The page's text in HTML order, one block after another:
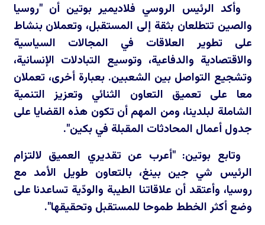
وأكد الرئيس الروسي فلاديمير بوتين أن "روسيا
والصين تتطلعان بثقة إلى المستقبل، وتعملان بنشاط
على تطوير العلاقات في المجالات السياسية
والاقتصادية والدفاعية، وتوسيع التبادلات الإنسانية،
وتشجيع التواصل بين الشعبين. بعبارة أخرى، تعملان
معا على تعميق التعاون الثنائي وتعزيز التنمية
الشاملة لبلدينا، ومن المهم أن تكون هذه القضايا على
جدول أعمال المحادثات المقبلة في بكين".
وتابع بوتين: "أعرب عن تقديري العميق لالتزام
الرئيس شي جين بينغ، بالتعاون طويل الأمد مع
روسيا، وأعتقد أن علاقاتنا الطيبة والودّية تساعدنا على
وضع أكثر الخطط طموحا للمستقبل وتحقيقها".